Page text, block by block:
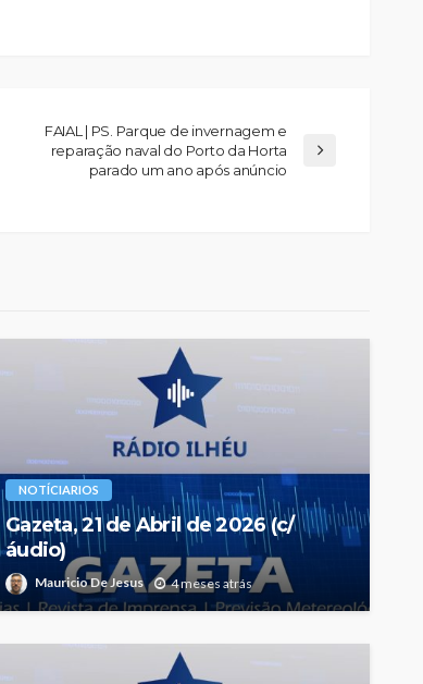
FAIAL | PS. Parque de invernagem e
reparação naval do Porto da Horta
parado um ano após anúncio
NOTÍCIARIOS
Gazeta, 21 de Abril de 2026 (c/
áudio)
Mauricio De Jesus 4 meses atrás